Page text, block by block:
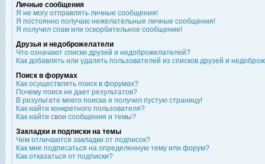
Личные сообщения
Я не могу отправлять личные сообщения!
Я постоянно получаю нежелательные личные сообщения!
Я получил спам или оскорбительное сообщение!
Друзья и недоброжелатели
Что означают списки друзей и недоброжелателей?
Как добавлять или удалять пользователей из списков друзей и
Поиск в форумах
Как осуществлять поиск в форумах?
Почему поиск не дает результатов?
В результате моего поиска я получил пустую страницу!
Как найти конкретного пользователя?
Как найти свои сообщения и темы?
Закладки и подписки на темы
Чем отличаются закладки от подписок?
Как мне подписаться на определенную тему или форум?
Как отказаться от подписки?